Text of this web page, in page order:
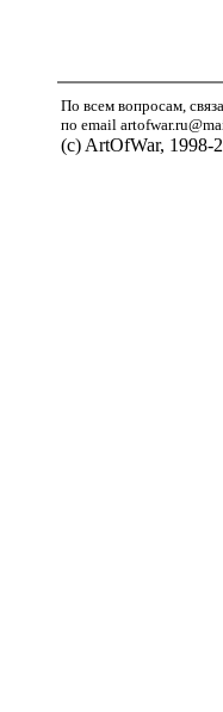
По всем вопросам,
по email
(с) ArtOfWar, 1998-